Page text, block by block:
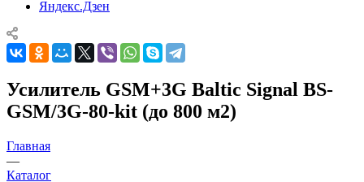
Яндекс.Дзен
Усилитель GSM+3G Baltic Signal BS-
GSM/3G-80-kit (до 800 м2)
Главная
—
Каталог